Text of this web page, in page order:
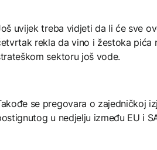
uvijek treba vidjeti da li će sve
rekla da vino i žestoka pića
sektoru još vode.
se pregovara o zajedničkoj
u nedjelju između EU i